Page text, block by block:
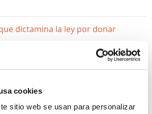
cookies
sitio web se usan para personalizar
dictamina la ley por donar
a mi fertilidad? Desmontamos los